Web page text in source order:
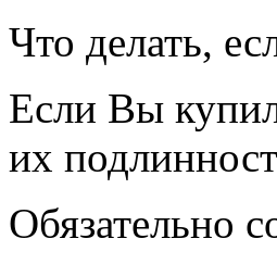
Что делать,
Если Вы
их
Обязательно